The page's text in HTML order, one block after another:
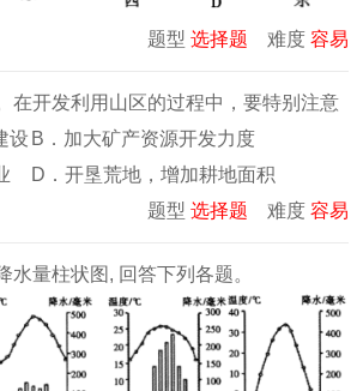
题型 选择题 难度 容易
在开发利用山区的过程中，要特别注意
设 B．加大矿产资源开发力度
D．开垦荒地，增加耕地面积
题型 选择题 难度 容易
水量柱状图, 回答下列各题。